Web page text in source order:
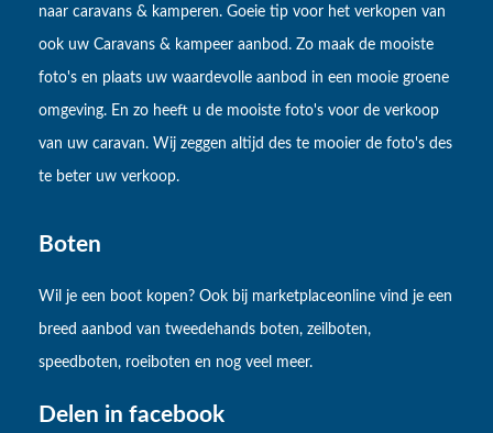
naar caravans & kamperen. Goeie tip voor het verkopen van
ook uw Caravans & kampeer aanbod. Zo maak de mooiste
foto's en plaats uw waardevolle aanbod in een mooie groene
omgeving. En zo heeft u de mooiste foto's voor de verkoop
van uw caravan. Wij zeggen altijd des te mooier de foto's des
te beter uw verkoop.
Boten
Wil je een boot kopen? Ook bij marketplaceonline vind je een
breed aanbod van tweedehands boten, zeilboten,
speedboten, roeiboten en nog veel meer.
Delen in facebook